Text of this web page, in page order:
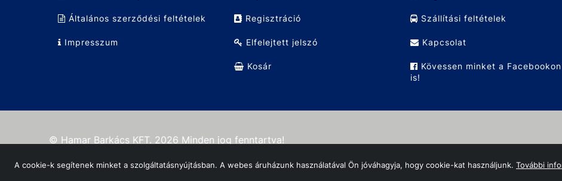
A cookie-k segítenek minket a szolgáltatásnyújtásban. A webes áruházunk használatával Ön jóváhagyja, hogy cookie-kat használjunk. További
Általános szerződési feltételek
Impresszum
Regisztráció
Elfelejtett jelszó
Kosár
Szállítási feltételek
Kapcsolat
Kövessen minket a Facebookon
is!
© Hamar Barkács KFT. 2026 Minden jog fenntartva!